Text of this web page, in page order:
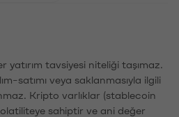
yatırım tavsiyesi niteliği taşımaz.
satımı veya saklanmasıyla ilgili
Kripto varlıklar (stablecoin
sahiptir ve ani değer